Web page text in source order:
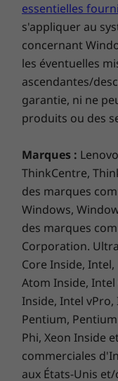
Alliant finesse
conçu pour la
départ de
permettra de
avec jusqu’à
deux charges.
vous pouvez
tout juste 60
permet de
où.
essentielles
s'appliquer au
concernant
les éventuelles
ascendantes/
garantie, ni ne
produits ou des
Marques :
ThinkCentre,
des marques
Windows,
des marques
Corporation.
Core Inside,
Atom Inside,
Inside, Intel
Pentium,
Phi, Xeon Inside
commerciales
aux États-Unis